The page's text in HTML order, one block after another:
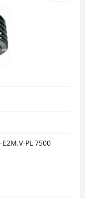
E2M.V-PL 7500